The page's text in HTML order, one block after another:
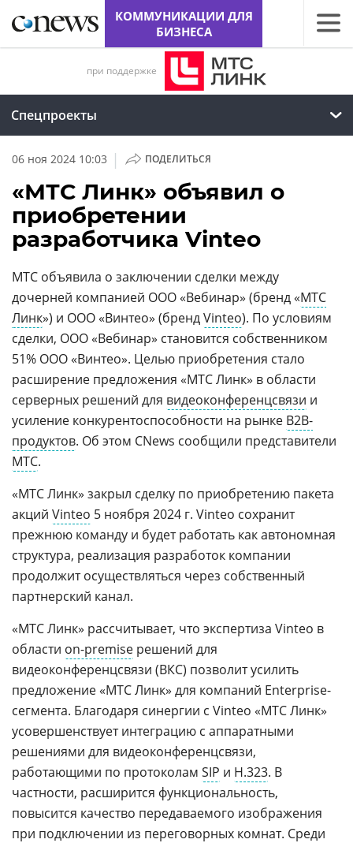
КОММУНИКАЦИИ ДЛЯ
БИЗНЕСА
при поддержке
Спецпроекты
06 ноя 2024 10:03 | ПОДЕЛИТЬСЯ
«МТС Линк» объявил о
приобретении
разработчика Vinteo
МТС объявила о заключении сделки между
дочерней компанией ООО «Вебинар» (бренд «МТС
Линк») и ООО «Винтео» (брендVinteo). По условиям
сделки, ООО «Вебинар» становится собственником
51% ООО «Винтео». Целью приобретения стало
расширение предложения «МТС Линк» в области
серверных решений для видеоконференцсвязи и
усиление конкурентоспособности на рынке B2B-
продуктов. Об этом CNews сообщили представители
МТС.
«МТС Линк» закрыл сделку по приобретению пакета
акций Vinteo 5 ноября 2024 г. Vinteo сохранит
прежнюю команду и будет работать как автономная
структура, реализация разработок компании
продолжит осуществляться через собственный
партнерский канал.
«МТС Линк» рассчитывает, что экспертиза Vinteo в
области on-premise решений для
видеоконференцсвязи (ВКС) позволит усилить
предложение «МТС Линк» для компаний Enterprise-
сегмента. Благодаря синергии с Vinteo «МТС Линк»
усовершенствует интеграцию с аппаратными
решениями для видеоконференцсвязи,
работающими по протоколам SIP и H.323. В
частности, расширится функциональность,
повысится качество передаваемого изображения
при подключении из переговорных комнат. Среди